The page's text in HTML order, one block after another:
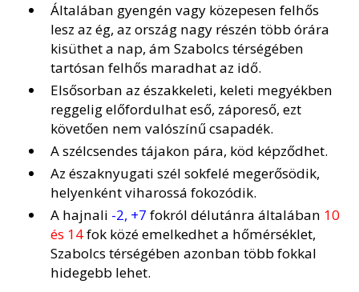
Általában gyengén vagy közepesen felhős
lesz az ég, az ország nagy részén több órára
kisüthet a nap, ám Szabolcs térségében
tartósan felhős maradhat az idő.
Elsősorban az északkeleti, keleti megyékben
reggelig előfordulhat eső, záporeső, ezt
követően nem valószínű csapadék.
A szélcsendes tájakon pára, köd képződhet.
Az északnyugati szél sokfelé megerősödik,
helyenként viharossá fokozódik.
A hajnali -2, +7 fokról délutánra általában 10
és 14fok közé emelkedhet a hőmérséklet,
Szabolcs térségében azonban több fokkal
hidegebb lehet.